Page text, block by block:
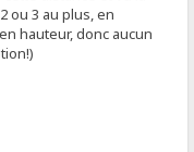
ou 3 au plus, en
hauteur, donc aucun